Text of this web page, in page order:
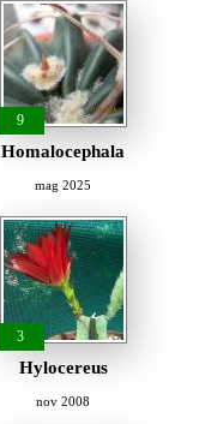
9
Homalocephala
mag 2025
3
Hylocereus
nov 2008